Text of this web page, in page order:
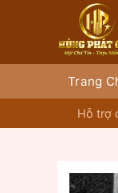
dung
Trang
Hỗ trợ